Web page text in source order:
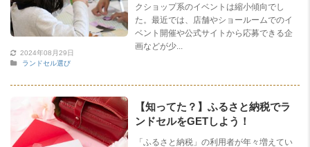
クショップ系のイベントは縮小傾向でし
た。最近では、店舗やショールームでのイ
ベント開催や公式サイトから応募できる企
画などが少...
2024年08月29日
ランドセル選び
【知ってた？】ふるさと納税でラ
ンドセルをGETしよう！
「ふるさと納税」の利用者が年々増えてい